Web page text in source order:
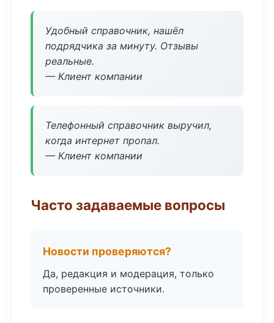
Удобный справочник, нашёл
подрядчика за минуту. Отзывы
реальные.
— Клиент компании
Телефонный справочник выручил,
когда интернет пропал.
— Клиент компании
Часто задаваемые вопросы
Новости проверяются?
Да, редакция и модерация, только
проверенные источники.